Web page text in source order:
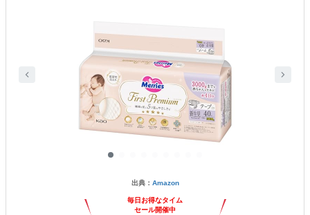
出典： Amazon
毎日お得なタイム
セール開催中